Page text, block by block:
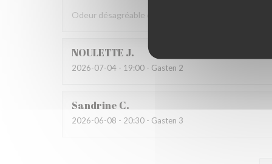
Odeur désagréable et propreté moyenne de la
NOULETTE J
2026-07-04 - 19:00 - Gasten 2
Sandrine C
2026-06-08 - 20:30 - Gasten 3